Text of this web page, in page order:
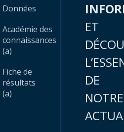
Données
Académie des
connaissances
(a)
Fiche de
résultats
(a)
ET
DE
NOTRE